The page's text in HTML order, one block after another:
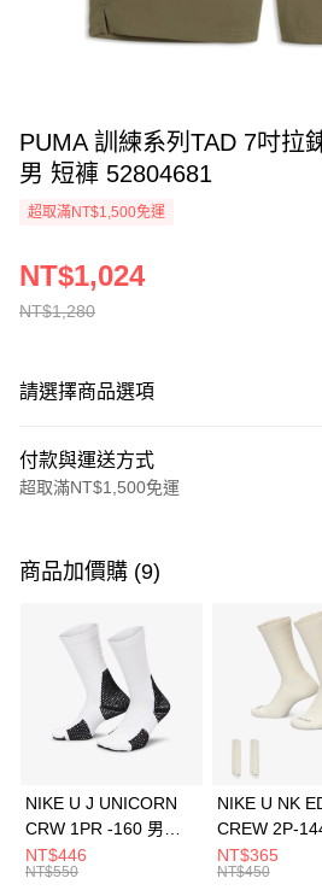
PUMA 訓練系列TAD 7吋拉
男 短褲 52804681
超取滿NT$1,500免運
NT$1,280
NT$1,024
請選擇商品選項
付款與運送方式
超取滿NT$1,500免運
信用卡一次付款
3 期 0 利率 每期
合作金庫商業銀行
第
華南商業銀行
彰
上海商業儲蓄銀行
元大商業銀行
Apple Pay
全盈+PAY
AFTEE先享後付
商品加價購 (9)
NIKE U J UNICORN
CRW 1PR -160 男女
中統襪 FZ3393100
NT$446
NT$550
NIKE U NK
CREW 2P-
EMBRDY 男
FZ3073133
NT$365
NT$450